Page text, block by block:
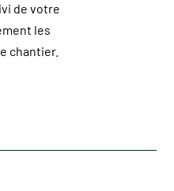
de votre
les
chantier.